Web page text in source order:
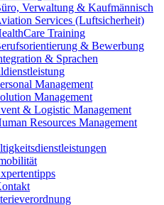
Verwaltung & Kaufmännisch
Services (Luftsicherheit)
Training
& Bewerbung
& Sprachen
Management
Management
& Logistic Management
Resources Management